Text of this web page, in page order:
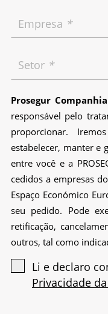
Empresa *
Setor *
Prosegur
responsável pelo
proporcionar.
estabelecer, manter e
entre você e a
cedidos a empresas
Espaço Económico
seu pedido. Pode
retificação,
outros, tal como
Li e declaro
Privacidade da